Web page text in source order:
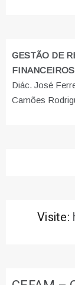
GESTÃO DE
FINANCEIROS
Diác. José
Camões
Visite: